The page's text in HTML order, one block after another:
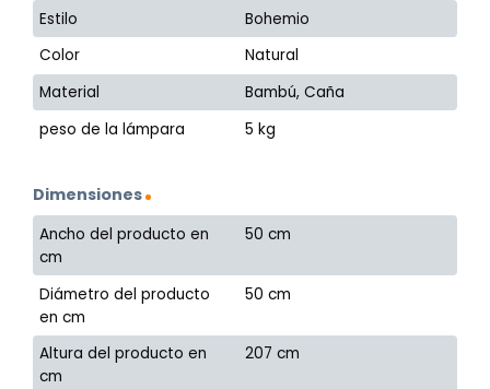
Estilo
Bohemio
Color
Natural
Material
Bambú, Caña
peso de la lámpara
5 kg
Dimensiones
Ancho del producto en
cm
50 cm
Diámetro del producto
en cm
50 cm
Altura del producto en
cm
207 cm